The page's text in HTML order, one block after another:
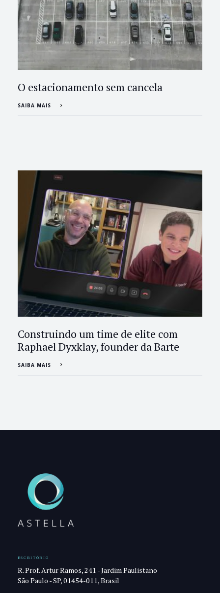
O estacionamento sem cancela
SAIBA MAIS
Construindo um time de elite com
Raphael Dyxklay, founder da Barte
SAIBA MAIS
ESCRITÓRIO
R. Prof. Artur Ramos, 241 - Jardim Paulistano
São Paulo - SP, 01454-011, Brasil